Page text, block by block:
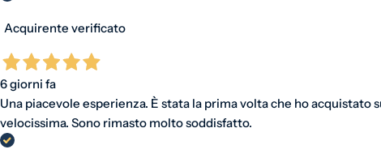
Acquirente verificato
6 giorni fa
Una piacevole esperienza. È stata la prima volta che ho
velocissima. Sono rimasto molto soddisfatto.